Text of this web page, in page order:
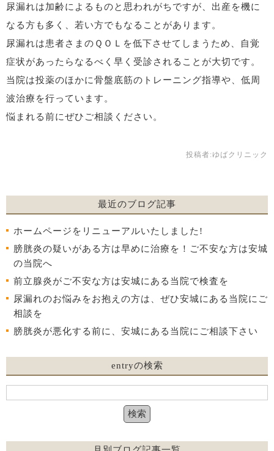
尿漏れは加齢によるものと思われがちですが、出産を機に
なる方も多く、若い方でもなることがあります。
尿漏れは患者さまのＱＯＬを低下させてしまうため、自覚
症状があったらなるべく早く受診されることが大切です。
当院は投薬のほかに骨盤底筋のトレーニング指導や、低周
波治療を行っています。
悩まれる前にぜひご相談ください。
投稿者: ゆばクリニック
最近のブログ記事
ホームページをリニューアルいたしました!
膀胱炎の疑いがある方は早めに治療を！ご不安な方は安城
の当院へ
前立腺炎がご不安な方は安城にある当院で検査を
尿漏れのお悩みをお抱えの方は、ぜひ安城にある当院にご
相談を
膀胱炎が悪化する前に、安城にある当院にご相談下さい
entryの検索